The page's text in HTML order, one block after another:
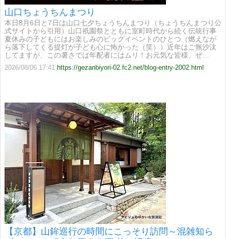
山口ちょうちんまつり
本日8月6日と7日は山口七夕ちょうちんまつり（ちょうちんまつり公
式サイトから引用）山口祇園祭とともに室町時代から続く伝統行事
夏休みの子どもにはお楽しみのビッグイベントのひとつ（燃えなが
ら落下してくる提灯が子ども心に怖かった（笑））近年はご無沙汰
してますが、この暑さでは年配者にはムリ！お元気な皆様、ぜ…
2026/08/06 17:41
https://gezanbiyori-02.fc2.net/blog-entry-2002.html
【京都】山鉾巡行の時間にこっそり訪問～混雑知ら